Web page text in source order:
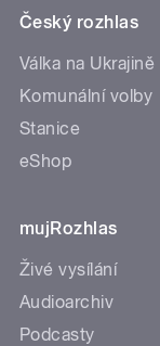
Český rozhlas
Válka na Ukrajině
Komunální volby
Stanice
eShop
mujRozhlas
Živé vysílání
Audioarchiv
Podcasty